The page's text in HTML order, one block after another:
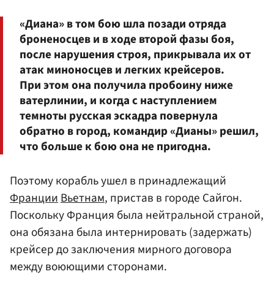
«Диана» в том бою шла позади отряда
броненосцев и в ходе второй фазы боя,
после нарушения строя, прикрывала их от
атак миноносцев и легких крейсеров.
При этом она получила пробоину ниже
ватерлинии, и когда с наступлением
темноты русская эскадра повернула
обратно в город, командир «Дианы» решил,
что больше к бою она не пригодна.
Поэтому корабль ушел в принадлежащий
ФранцииВьетнам, пристав в городе Сайгон.
Поскольку Франция была нейтральной страной,
она обязана была интернировать (задержать)
крейсер до заключения мирного договора
между воюющими сторонами.